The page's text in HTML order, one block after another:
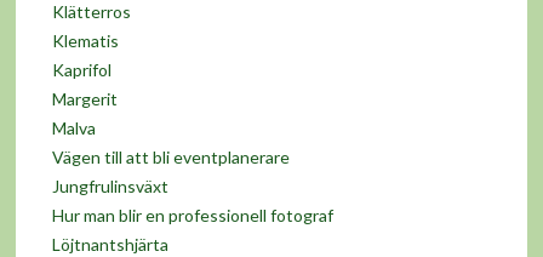
Klätterros
Klematis
Kaprifol
Margerit
Malva
Vägen till att bli eventplanerare
Jungfrulinsväxt
Hur man blir en professionell fotograf
Löjtnantshjärta